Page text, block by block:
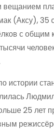
(Аксу), 35
с общим
истории
25 лет